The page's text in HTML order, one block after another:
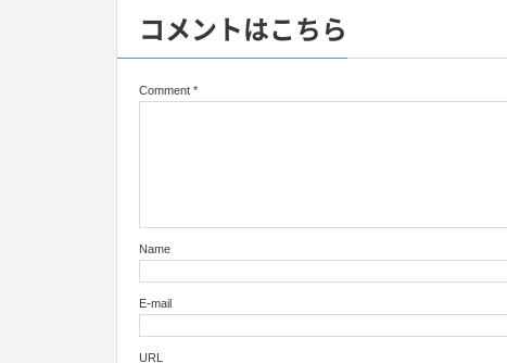
コメントはこちら
Comment *
Name
E-mail
URL